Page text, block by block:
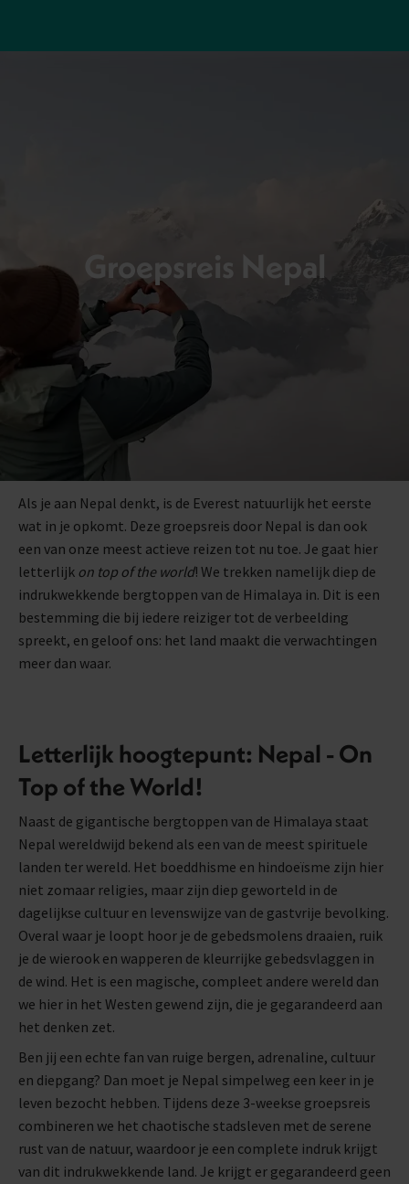
Groepsreis Nepal
Als je aan Nepal denkt, is de Everest natuurlijk het eerste
wat in je opkomt. Deze groepsreis door Nepal is dan ook
een van onze meest actieve reizen tot nu toe. Je gaat hier
letterlijk on top of the world! We trekken namelijk diep de
indrukwekkende bergtoppen van de Himalaya in. Dit is een
bestemming die bij iedere reiziger tot de verbeelding
spreekt, en geloof ons: het land maakt die verwachtingen
meer dan waar.
Letterlijk hoogtepunt: Nepal - On
Top of the World!
Naast de gigantische bergtoppen van de Himalaya staat
Nepal wereldwijd bekend als een van de meest spirituele
landen ter wereld. Het boeddhisme en hindoeïsme zijn hier
niet zomaar religies, maar zijn diep geworteld in de
dagelijkse cultuur en levenswijze van de gastvrije bevolking.
Overal waar je loopt hoor je de gebedsmolens draaien, ruik
je de wierook en wapperen de kleurrijke gebedsvlaggen in
de wind. Het is een magische, compleet andere wereld dan
we hier in het Westen gewend zijn, die je gegarandeerd aan
het denken zet.
Ben jij een echte fan van ruige bergen, adrenaline, cultuur
en diepgang? Dan moet je Nepal simpelweg een keer in je
leven bezocht hebben. Tijdens deze 3-weekse groepsreis
combineren we het chaotische stadsleven met de serene
rust van de natuur, waardoor je een complete indruk krijgt
van dit indrukwekkende land. Je krijgt er gegarandeerd geen